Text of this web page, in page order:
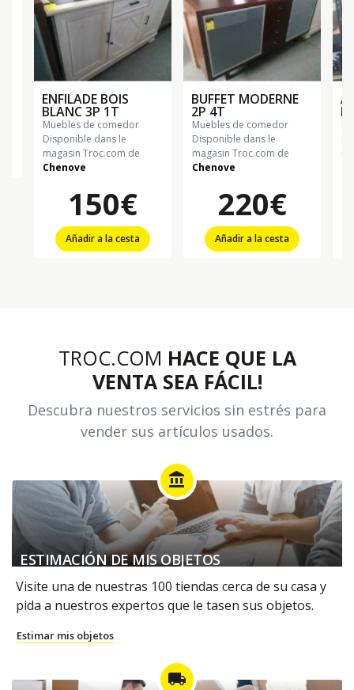
ENFILADE BOIS
BLANC 3P 1T
muebles de comedor
Disponible dans le
magasin Troc.com de
Chenove
150€
Añadir a la cesta
BUFFET MODERNE
2P 4T
muebles de comedor
Disponible dans le
magasin Troc.com de
Chenove
220€
Añadir a la cesta
TROC.COM HACE QUE LA
VENTA SEA FÁCIL!
Descubra nuestros servicios sin estrés para
vender sus artículos usados.
account_balance
ESTIMACIÓN DE MIS OBJETOS
Visite una de nuestras 100 tiendas cerca de su casa y
pida a nuestros expertos que le tasen sus objetos.
Estimar mis objetos
local_shipping